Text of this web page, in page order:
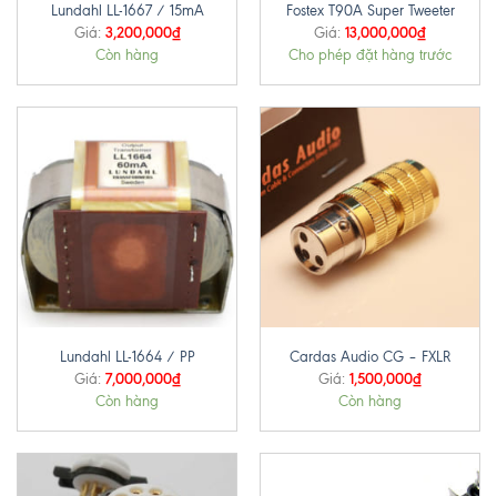
Lundahl LL-1667 / 15mA
Giá: 3,200,000₫
Còn hàng
Fostex T90A Super Tweeter
Giá: 13,000,000₫
Cho phép đặt hàng trước
Lundahl LL-1664 / PP
Giá: 7,000,000₫
Còn hàng
Cardas Audio CG – FXLR
Giá: 1,500,000₫
Còn hàng